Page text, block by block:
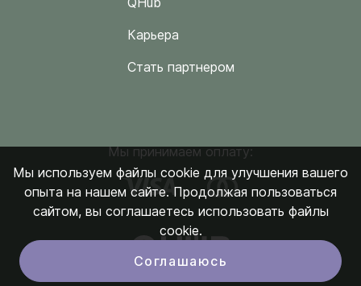
Карьера
Стать партнером
Мы принимаем оплату:
Мы используем файлы cookie для улучшения вашего
опыта на нашем сайте. Продолжая пользоваться
сайтом, вы соглашаетесь использовать файлы
cookie.
Соглашаюсь